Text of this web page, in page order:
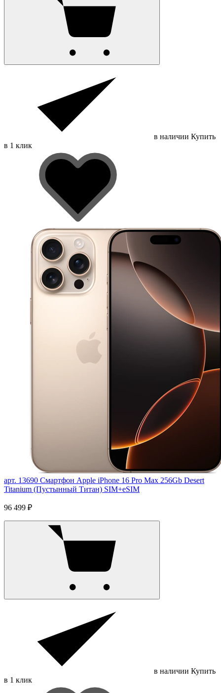
в наличии Купить
в 1 клик
арт. 13690 Смартфон Apple iPhone 16 Pro Max 256Gb Desert
Titanium (Пустынный Титан) SIM+eSIM
96 499 ₽
в наличии Купить
в 1 клик